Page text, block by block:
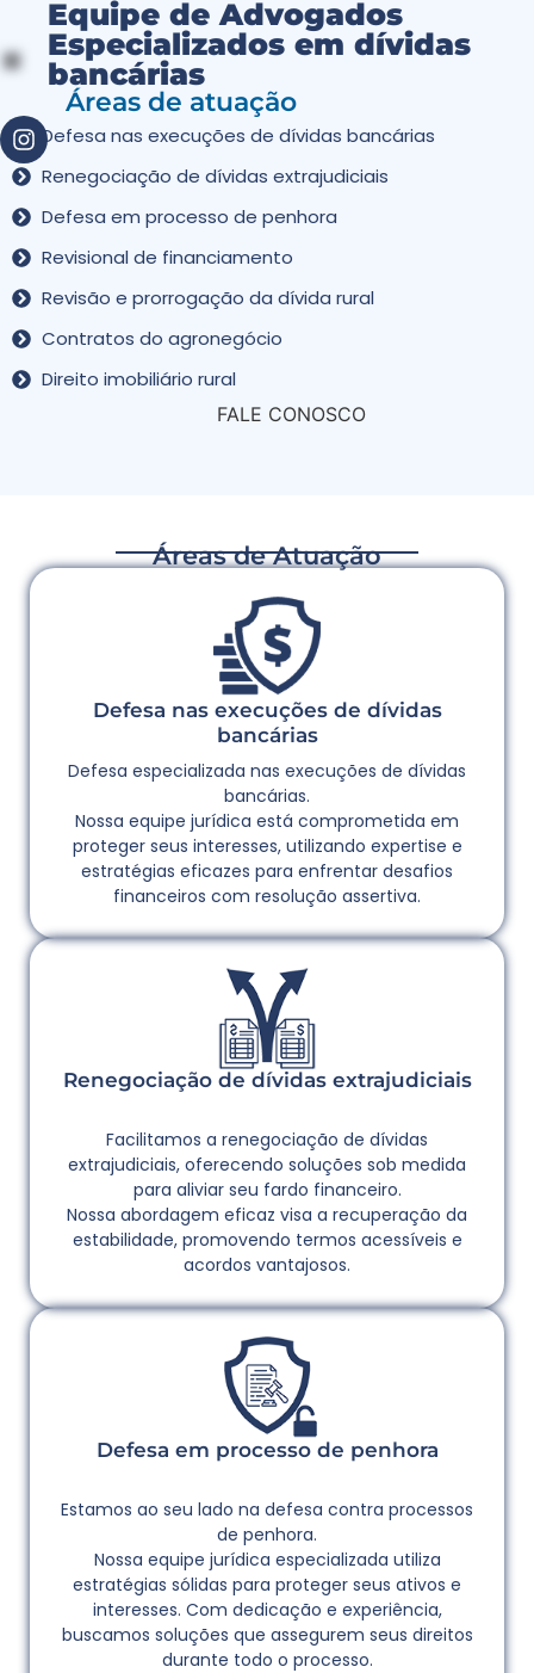
Equipe de Advogados
Especializados em dívidas
bancárias
Áreas de atuação
Defesa nas execuções de dívidas bancárias
Renegociação de dívidas extrajudiciais
Defesa em processo de penhora
Revisional de financiamento
Revisão e prorrogação da dívida rural
Contratos do agronegócio
Direito imobiliário rural
FALE CONOSCO
Áreas de Atuação
Defesa nas execuções de dívidas
bancárias
Defesa especializada nas execuções de dívidas
bancárias.
Nossa equipe jurídica está comprometida em
proteger seus interesses, utilizando expertise e
estratégias eficazes para enfrentar desafios
financeiros com resolução assertiva.
Renegociação de dívidas extrajudiciais
Facilitamos a renegociação de dívidas
extrajudiciais, oferecendo soluções sob medida
para aliviar seu fardo financeiro.
Nossa abordagem eficaz visa a recuperação da
estabilidade, promovendo termos acessíveis e
acordos vantajosos.
Defesa em processo de penhora
Estamos ao seu lado na defesa contra processos
de penhora.
Nossa equipe jurídica especializada utiliza
estratégias sólidas para proteger seus ativos e
interesses. Com dedicação e experiência,
buscamos soluções que assegurem seus direitos
durante todo o processo.